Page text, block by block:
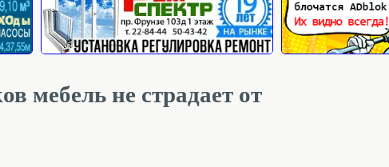
мебель не страдает от